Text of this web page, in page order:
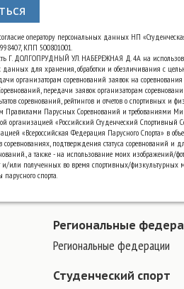
оператору персональных данных НП
КПП 500801001.
Г. ДОЛГОПРУДНЫЙ УЛ. НАБЕРЕЖНАЯ Д. 4А на
для хранения, обработки и обезличивания с
организаторам соревнований заявок на
передачи заявок организаторам
соревнований, рейтингов и отчетов о спортивных и
Правилами Парусных Соревнований и требованиями
организацией «Российский Студенческий Спортивный
«Всероссийская Федерация Парусного Спорта» в
подтверждения статуса соревнований и
а также - на использование моих изображений/
или полученных во время спортивных/физкультурных
спорта.
Региональные
Региональные федерации
Студенческий спорт